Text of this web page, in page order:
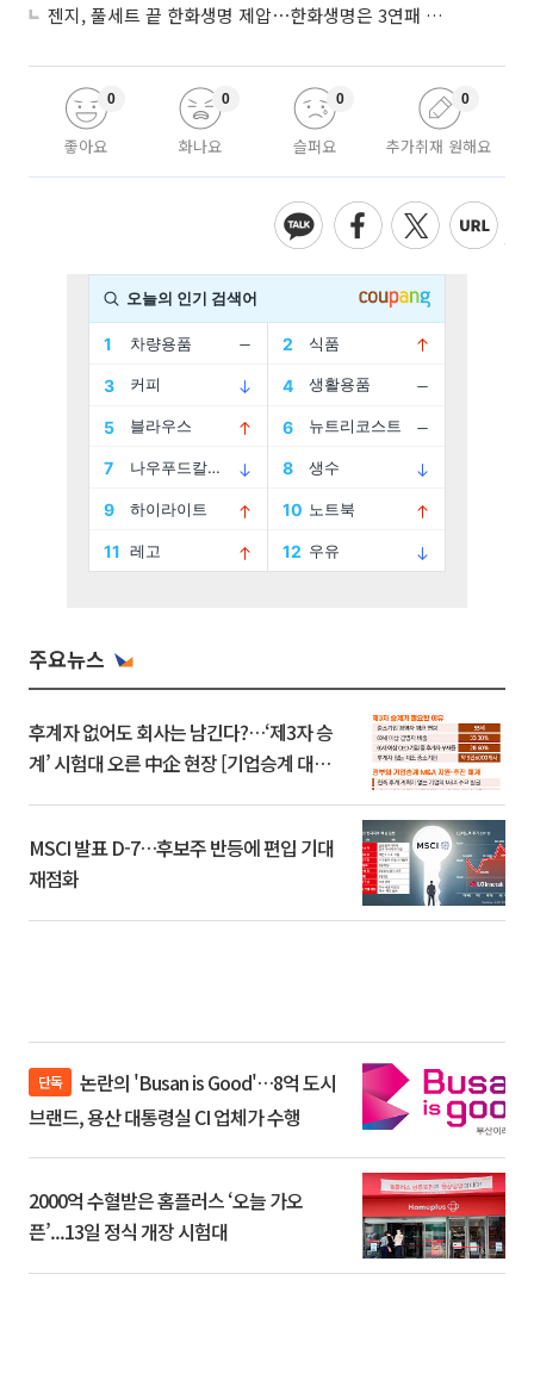
젠지, 풀세트 끝 한화생명 제압⋯한화생명은 3연패 수렁
좋아요
0
화나요
0
슬퍼요
0
추가취재 원해요
0
주요뉴스
후계자 없어도 회사는 남긴다?…‘제3자 승
계’ 시험대 오른 中企 현장 [기업승계 대전
MSCI 발표 D-7…후보주 반등에 편입 기대
재점화
단독
브랜드, 용산 대통령실 CI 업체가 수행
2000억 수혈받은 홈플러스 ‘오늘 가오
픈’...13일 정식 개장 시험대